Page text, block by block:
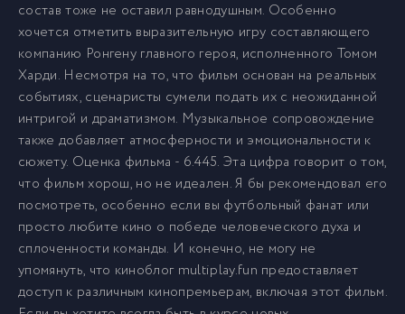
состав тоже не оставил равнодушным. Особенно
хочется отметить выразительную игру составляющего
компанию Ронгену главного героя, исполненного Томом
Харди. Несмотря на то, что фильм основан на реальных
событиях, сценаристы сумели подать их с неожиданной
интригой и драматизмом. Музыкальное сопровождение
также добавляет атмосферности и эмоциональности к
сюжету. Оценка фильма - 6.445. Эта цифра говорит о том,
что фильм хорош, но не идеален. Я бы рекомендовал его
посмотреть, особенно если вы футбольный фанат или
просто любите кино о победе человеческого духа и
сплоченности команды. И конечно, не могу не
упомянуть, что киноблог multiplay.fun предоставляет
доступ к различным кинопремьерам, включая этот фильм.